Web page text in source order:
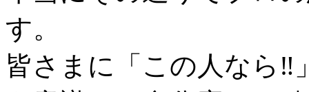
す。
皆さまに「この人なら‼